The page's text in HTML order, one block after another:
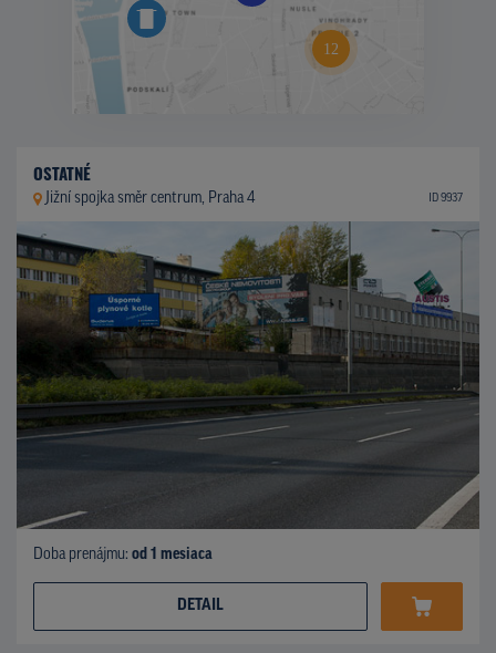
OSTATNÉ
Jižní spojka směr centrum, Praha 4 ID 9937
Doba prenájmu: od 1 mesiaca
DETAIL